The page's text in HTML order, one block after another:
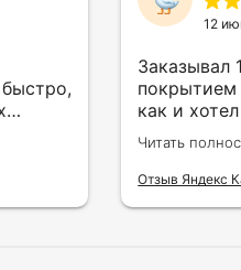
12
Заказывал
покрытием
как и
как в
закрытия
Читать
Отзыв Яндекс